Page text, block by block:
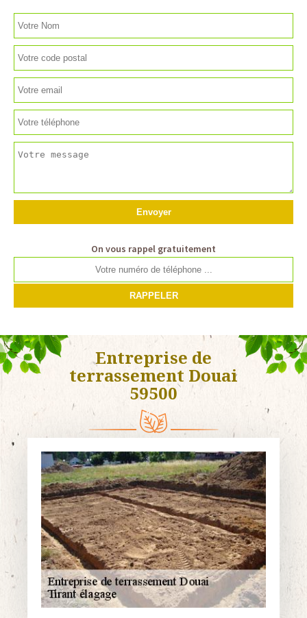
On vous rappel gratuitement
Entreprise de
terrassement Douai
59500